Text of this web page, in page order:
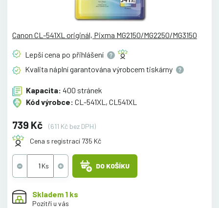
Canon CL-541XL originál, Pixma MG2150/MG2250/MG3150
Lepší cena po přihlášení
Kvalita náplní garantována výrobcem tiskárny
Kapacita: 400 stránek
Kód výrobce: CL-541XL, CL541XL
739 Kč
(611 Kč bez DPH)
Cena s registrací 735 Kč
DO KOŠÍKU
Skladem 1 ks
Pozítří u vás